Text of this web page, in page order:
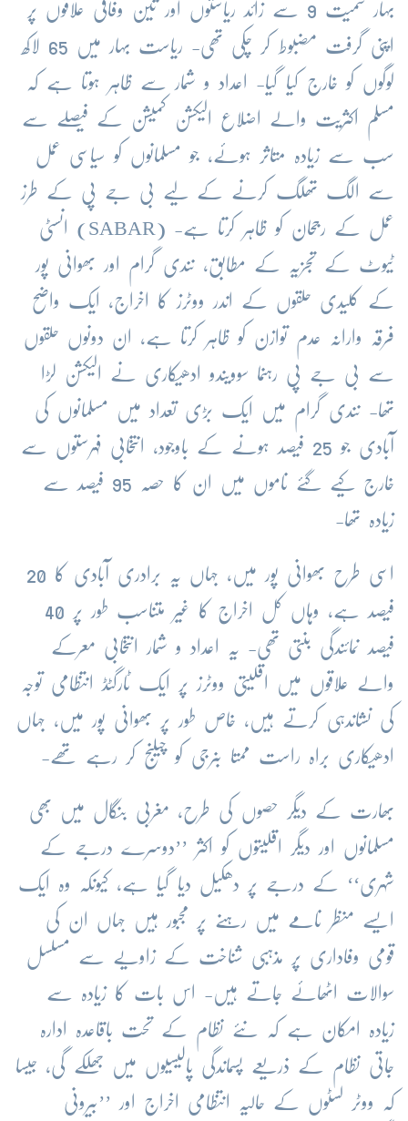
بہار سمیت 9 سے زائد ریاستوں اور تین وفاقی علاقوں پر
اپنی گرفت مضبوط کر چکی تھی- ریاست بہار میں 65 لاکھ
لوگوں کو خارج کیا گیا- اعداد و شمار سے ظاہر ہوتا ہے کہ
مسلم اکثریت والے اضلاع الیکشن کمیشن کے فیصلے سے
سب سے زیادہ متاثر ہوئے، جو مسلمانوں کو سیاسی عمل
سے الگ تھلگ کرنے کے لیے بی جے پی کے طرز
عمل کے رجحان کو ظاہر کرتا ہے- (SABAR) انسٹی
ٹیوٹ کے تجزیہ کے مطابق، نندی گرام اور بھوانی پور
کے کلیدی حلقوں کے اندر ووٹرز کا اخراج، ایک واضح
فرقہ وارانہ عدم توازن کو ظاہر کرتا ہے، ان دونوں حلقوں
سے بی جے پی رہنما سوویندو ادھیکاری نے الیکشن لڑا
تھا- نندی گرام میں ایک بڑی تعداد میں مسلمانوں کی
آبادی جو 25 فیصد ہونے کے باوجود، انتخابی فہرستوں سے
خارج کیے گئے ناموں میں ان کا حصہ 95 فیصد سے
زیادہ تھا-
اسی طرح بھوانی پور میں، جہاں یہ برادری آبادی کا 20
فیصد ہے، وہاں کل اخراج کا غیر متناسب طور پر 40
فیصد نمائندگی بنتی تھی- یہ اعداد و شمار انتخابی معرکے
والے علاقوں میں اقلیتی ووٹرز پر ایک ٹارگٹڈ انتظامی توجہ
کی نشاندہی کرتے ہیں، خاص طور پر بھوانی پور میں، جہاں
ادھیکاری براہ راست ممتا بنرجی کو چیلنج کر رہے تھے-
بھارت کے دیگر حصوں کی طرح، مغربی بنگال میں بھی
مسلمانوں اور دیگر اقلیتوں کو اکثر ’’دوسرے درجے کے
شہری‘‘ کے درجے پر دھکیل دیا گیا ہے، کیونکہ وہ ایک
ایسے منظر نامے میں رہنے پر مجبور ہیں جہاں ان کی
قومی وفاداری پر مذہبی شناخت کے زاویے سے مسلسل
سوالات اٹھائے جاتے ہیں- اس بات کا زیادہ سے
زیادہ امکان ہے کہ نئے نظام کے تحت باقاعدہ ادارہ
جاتی نظام کے ذریعے پسماندگی پالیسیوں میں جھلکے گی، جیسا
کہ ووٹر لسٹوں کے حالیہ انتظامی اخراج اور ’’بیرونی